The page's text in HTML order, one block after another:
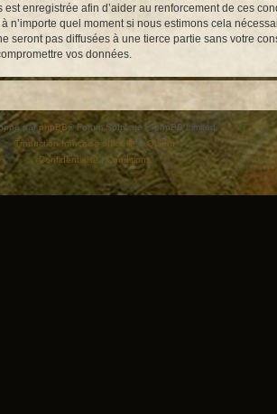
enregistrée afin d’aider au renforcement de ces
quel moment si nous estimons cela
pas diffusées à une tierce partie sans votre
vos données.
parphpBB® Forum Software © phpBB Limited
Traduction française officielle ©Qiaeru
Confidentialité | Conditions